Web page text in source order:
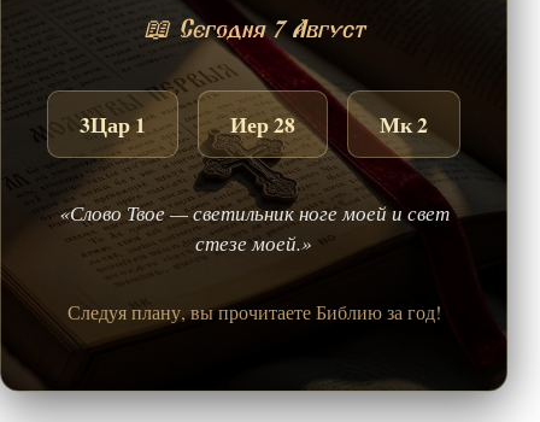
📖 Сегодня 7 Август
3Цар 1 Иер 28 Мк 2
«Слово Твое — светильник ноге моей и свет
стезе моей.»
Следуя плану, вы прочитаете Библию за год!